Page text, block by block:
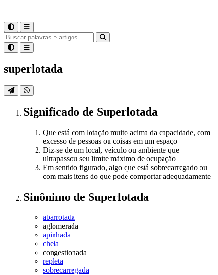
superlotada
Significado de Superlotada
Que está com lotação muito acima da capacidade, com
excesso de pessoas ou coisas em um espaço
Diz-se de um local, veículo ou ambiente que
ultrapassou seu limite máximo de ocupação
Em sentido figurado, algo que está sobrecarregado ou
com mais itens do que pode comportar adequadamente
Sinônimo de Superlotada
abarrotada
aglomerada
apinhada
cheia
congestionada
repleta
sobrecarregada